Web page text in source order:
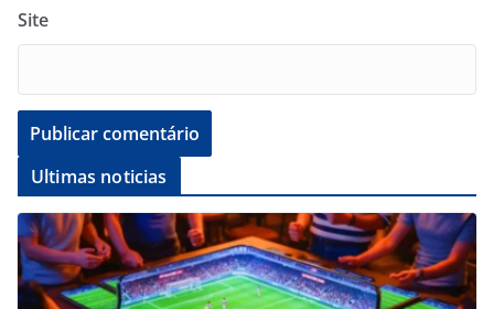
Site
Ultimas noticias